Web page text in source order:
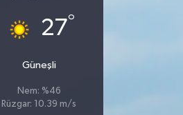
27°
Güneşli
Nem: %46
Rüzgar: 10.39 m/s